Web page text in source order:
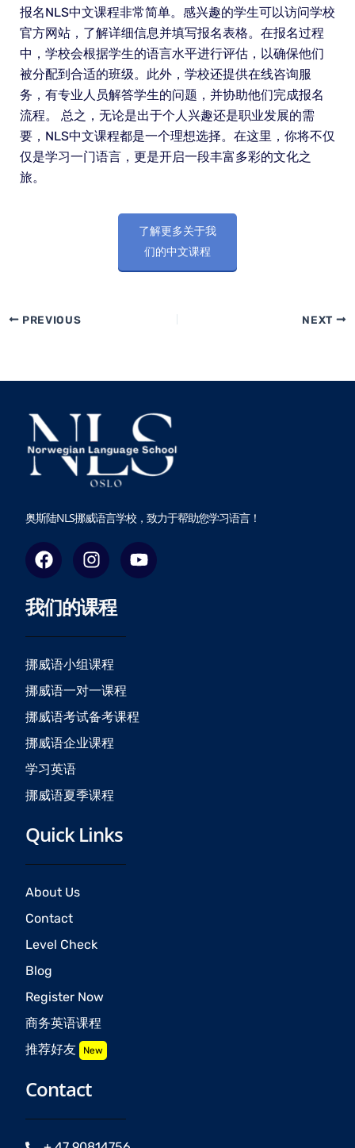
报名NLS中文课程非常简单。感兴趣的学生可以访问学校
官方网站，了解详细信息并填写报名表格。在报名过程
中，学校会根据学生的语言水平进行评估，以确保他们
被分配到合适的班级。此外，学校还提供在线咨询服
务，有专业人员解答学生的问题，并协助他们完成报名
流程。 总之，无论是出于个人兴趣还是职业发展的需
要，NLS中文课程都是一个理想选择。在这里，你将不仅
仅是学习一门语言，更是开启一段丰富多彩的文化之
旅。
了解更多关于我
们的中文课程
PREVIOUS NEXT
奥斯陆NLS挪威语言学校，致力于帮助您学习语言！
F
a
c
e
b
o
o
k
I
n
s
t
a
g
r
a
m
Y
o
u
我们的课程
挪威语小组课程
挪威语一对一课程
挪威语考试备考课程
挪威语企业课程
学习英语
挪威语夏季课程
Quick Links
About Us
Contact
Level Check
Blog
Register Now
商务英语课程
推荐好友 New
Contact